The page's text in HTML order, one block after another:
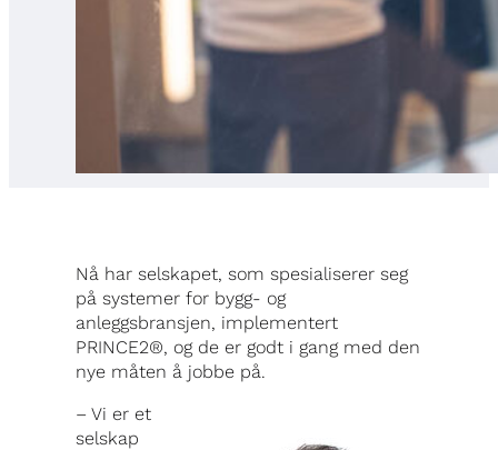
Nå har selskapet, som spesialiserer seg
på systemer for bygg- og
anleggsbransjen, implementert
PRINCE2®, og de er godt i gang med den
nye måten å jobbe på.
– Vi er et
selskap